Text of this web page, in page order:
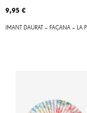
9,95 €
IMANT DAURAT – FAÇANA – LA